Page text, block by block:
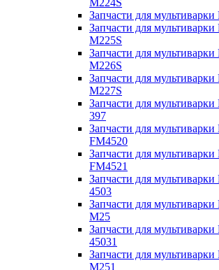
M224S
Запчасти для
Запчасти для
M225S
Запчасти для
M226S
Запчасти для
M227S
Запчасти для
397
Запчасти для
FM4520
Запчасти для
FM4521
Запчасти для
4503
Запчасти для
M25
Запчасти для
45031
Запчасти для
M251